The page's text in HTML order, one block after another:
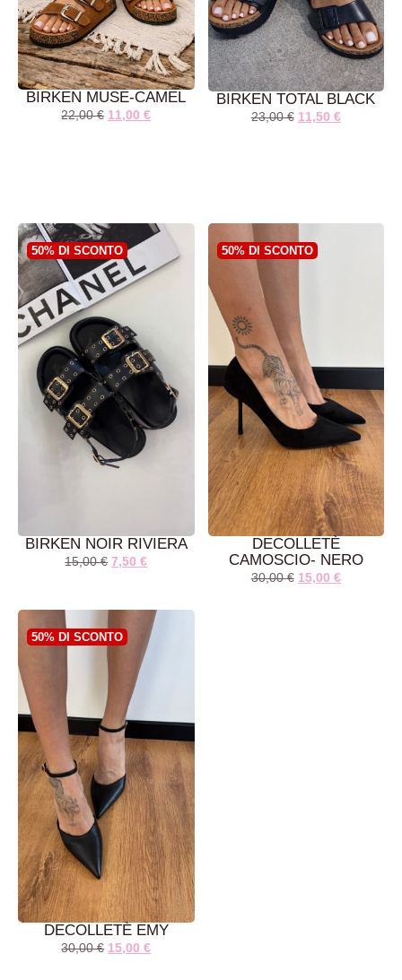
BIRKEN MUSE-CAMEL
22,00€ 11,00€
CARRELLO
BIRKEN TOTAL BLACK
23,00€ 11,50 €
CARRELLO
50% DI SCONTO
BIRKEN NOIR RIVIERA
15,00€ 7,50€
CARRELLO
50% DI SCONTO
DECOLLETÈ
CAMOSCIO- NERO
30,00€ 15,00 €
50% DI SCONTO
DECOLLETÈ EMY
30,00€ 15,00€